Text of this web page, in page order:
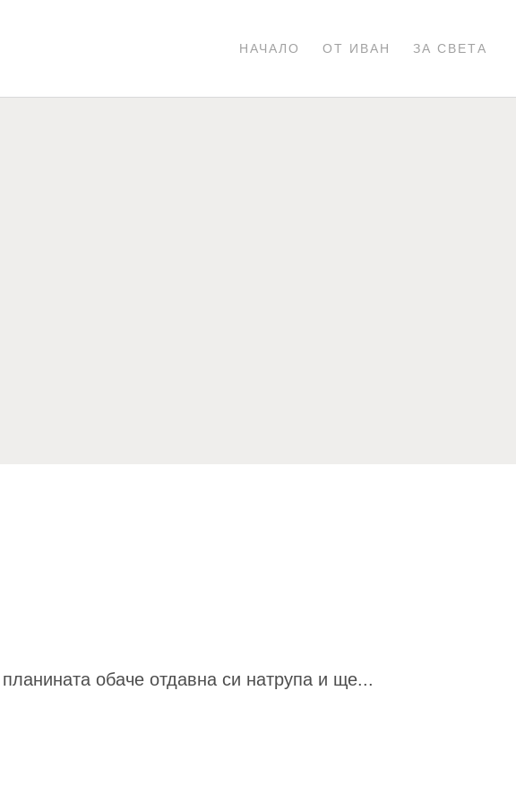
НАЧАЛО ОТ ИВАН ЗА СВЕТА
обаче отдавна си натрупа и ще...